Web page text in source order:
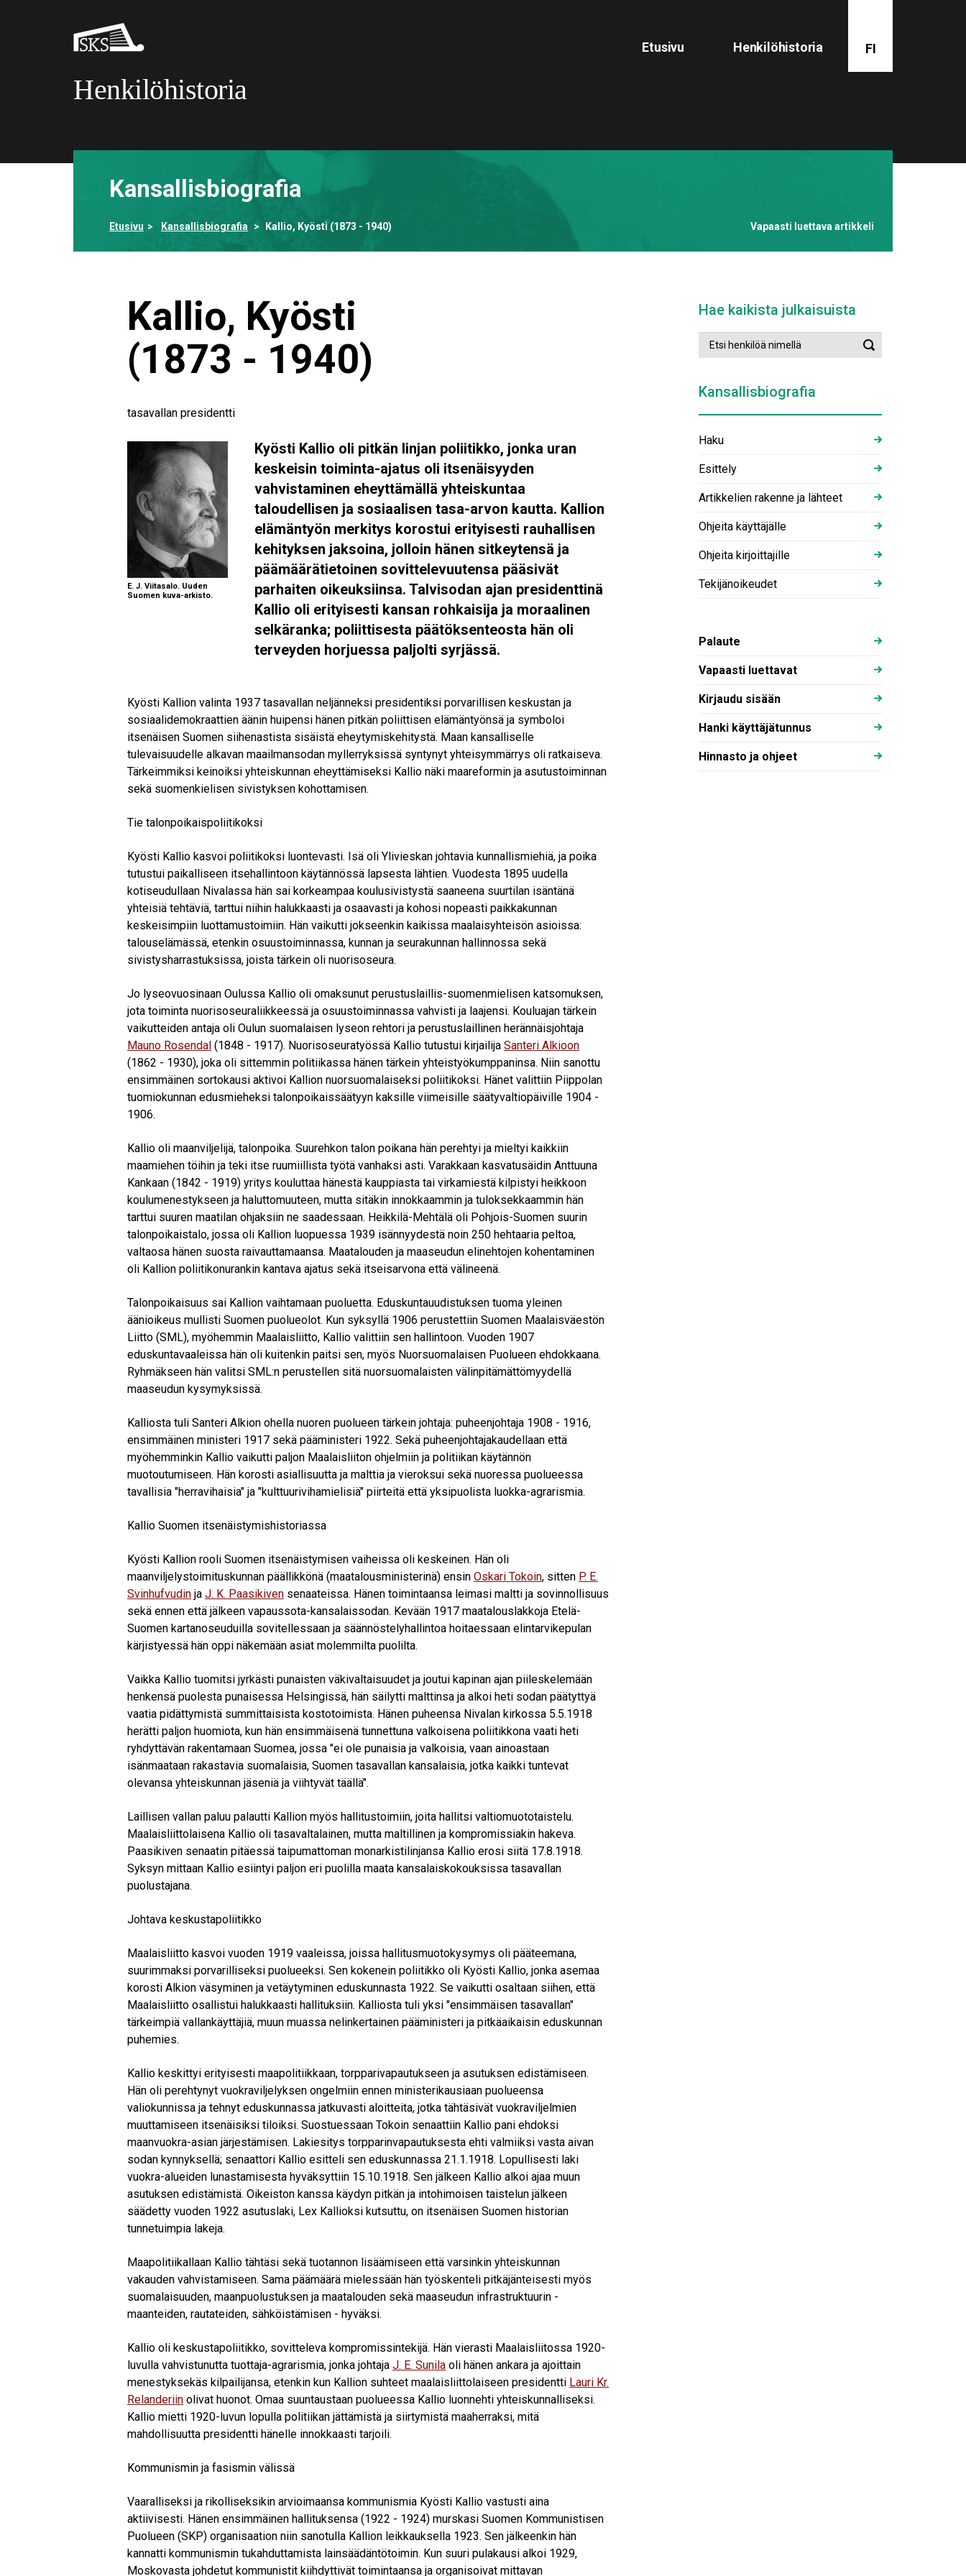
Suomalaisen
kirjallisuuden
Henkilöhistoria
FI
Etusivu Henkilöhistoria
Kansallisbiografia
Etusivu Kansallisbiografia Kallio, Kyösti (1873 - 1940) Vapaasti luettava artikkeli
Kallio, Kyösti
(1873 - 1940)
tasavallan presidentti
E. J. Viitasalo. Uuden
Suomen kuva-arkisto.
Kyösti Kallio oli pitkän linjan poliitikko, jonka uran
keskeisin toiminta-ajatus oli itsenäisyyden
vahvistaminen eheyttämällä yhteiskuntaa
taloudellisen ja sosiaalisen tasa-arvon kautta. Kallion
elämäntyön merkitys korostui erityisesti rauhallisen
kehityksen jaksoina, jolloin hänen sitkeytensä ja
päämäärätietoinen sovittelevuutensa pääsivät
parhaiten oikeuksiinsa. Talvisodan ajan presidenttinä
Kallio oli erityisesti kansan rohkaisija ja moraalinen
selkäranka; poliittisesta päätöksenteosta hän oli
terveyden horjuessa paljolti syrjässä.
Kyösti Kallion valinta 1937 tasavallan neljänneksi presidentiksi porvarillisen keskustan ja
sosiaalidemokraattien äänin huipensi hänen pitkän poliittisen elämäntyönsä ja symboloi
itsenäisen Suomen siihenastista sisäistä eheytymiskehitystä. Maan kansalliselle
tulevaisuudelle alkavan maailmansodan myllerryksissä syntynyt yhteisymmärrys oli ratkaiseva.
Tärkeimmiksi keinoiksi yhteiskunnan eheyttämiseksi Kallio näki maareformin ja asutustoiminnan
sekä suomenkielisen sivistyksen kohottamisen.
Tie talonpoikaispoliitikoksi
Kyösti Kallio kasvoi poliitikoksi luontevasti. Isä oli Ylivieskan johtavia kunnallismiehiä, ja poika
tutustui paikalliseen itsehallintoon käytännössä lapsesta lähtien. Vuodesta 1895 uudella
kotiseudullaan Nivalassa hän sai korkeampaa koulusivistystä saaneena suurtilan isäntänä
yhteisiä tehtäviä, tarttui niihin halukkaasti ja osaavasti ja kohosi nopeasti paikkakunnan
keskeisimpiin luottamustoimiin. Hän vaikutti jokseenkin kaikissa maalaisyhteisön asioissa:
talouselämässä, etenkin osuustoiminnassa, kunnan ja seurakunnan hallinnossa sekä
sivistysharrastuksissa, joista tärkein oli nuorisoseura.
Jo lyseovuosinaan Oulussa Kallio oli omaksunut perustuslaillis-suomenmielisen katsomuksen,
jota toiminta nuorisoseuraliikkeessä ja osuustoiminnassa vahvisti ja laajensi. Kouluajan tärkein
vaikutteiden antaja oli Oulun suomalaisen lyseon rehtori ja perustuslaillinen herännäisjohtaja
Mauno Rosendal (1848 - 1917). Nuorisoseuratyössä Kallio tutustui kirjailija Santeri Alkioon
(1862 - 1930), joka oli sittemmin politiikassa hänen tärkein yhteistyökumppaninsa. Niin sanottu
ensimmäinen sortokausi aktivoi Kallion nuorsuomalaiseksi poliitikoksi. Hänet valittiin Piippolan
tuomiokunnan edusmieheksi talonpoikaissäätyyn kaksille viimeisille säätyvaltiopäiville 1904 -
1906.
Kallio oli maanviljelijä, talonpoika. Suurehkon talon poikana hän perehtyi ja mieltyi kaikkiin
maamiehen töihin ja teki itse ruumiillista työtä vanhaksi asti. Varakkaan kasvatusäidin Anttuuna
Kankaan (1842 - 1919) yritys kouluttaa hänestä kauppiasta tai virkamiestä kilpistyi heikkoon
koulumenestykseen ja haluttomuuteen, mutta sitäkin innokkaammin ja tuloksekkaammin hän
tarttui suuren maatilan ohjaksiin ne saadessaan. Heikkilä-Mehtälä oli Pohjois-Suomen suurin
talonpoikaistalo, jossa oli Kallion luopuessa 1939 isännyydestä noin 250 hehtaaria peltoa,
valtaosa hänen suosta raivauttamaansa. Maatalouden ja maaseudun elinehtojen kohentaminen
oli Kallion poliitikonurankin kantava ajatus sekä itseisarvona että välineenä.
Talonpoikaisuus sai Kallion vaihtamaan puoluetta. Eduskuntauudistuksen tuoma yleinen
äänioikeus mullisti Suomen puolueolot. Kun syksyllä 1906 perustettiin Suomen Maalaisväestön
Liitto (SML), myöhemmin Maalaisliitto, Kallio valittiin sen hallintoon. Vuoden 1907
eduskuntavaaleissa hän oli kuitenkin paitsi sen, myös Nuorsuomalaisen Puolueen ehdokkaana.
Ryhmäkseen hän valitsi SML:n perustellen sitä nuorsuomalaisten välinpitämättömyydellä
maaseudun kysymyksissä.
Kalliosta tuli Santeri Alkion ohella nuoren puolueen tärkein johtaja: puheenjohtaja 1908 - 1916,
ensimmäinen ministeri 1917 sekä pääministeri 1922. Sekä puheenjohtajakaudellaan että
myöhemminkin Kallio vaikutti paljon Maalaisliiton ohjelmiin ja politiikan käytännön
muotoutumiseen. Hän korosti asiallisuutta ja malttia ja vieroksui sekä nuoressa puolueessa
tavallisia "herravihaisia" ja "kulttuurivihamielisiä" piirteitä että yksipuolista luokka-agrarismia.
Kallio Suomen itsenäistymishistoriassa
Kyösti Kallion rooli Suomen itsenäistymisen vaiheissa oli keskeinen. Hän oli
maanviljelystoimituskunnan päällikkönä (maatalousministerinä) ensin Oskari Tokoin, sitten P. E.
Svinhufvudin ja J. K. Paasikiven senaateissa. Hänen toimintaansa leimasi maltti ja sovinnollisuus
sekä ennen että jälkeen vapaussota-kansalaissodan. Kevään 1917 maatalouslakkoja Etelä-
Suomen kartanoseuduilla sovitellessaan ja säännöstelyhallintoa hoitaessaan elintarvikepulan
kärjistyessä hän oppi näkemään asiat molemmilta puolilta.
Vaikka Kallio tuomitsi jyrkästi punaisten väkivaltaisuudet ja joutui kapinan ajan piileskelemään
henkensä puolesta punaisessa Helsingissä, hän säilytti malttinsa ja alkoi heti sodan päätyttyä
vaatia pidättymistä summittaisista kostotoimista. Hänen puheensa Nivalan kirkossa 5.5.1918
herätti paljon huomiota, kun hän ensimmäisenä tunnettuna valkoisena poliitikkona vaati heti
ryhdyttävän rakentamaan Suomea, jossa "ei ole punaisia ja valkoisia, vaan ainoastaan
isänmaataan rakastavia suomalaisia, Suomen tasavallan kansalaisia, jotka kaikki tuntevat
olevansa yhteiskunnan jäseniä ja viihtyvät täällä".
Laillisen vallan paluu palautti Kallion myös hallitustoimiin, joita hallitsi valtiomuototaistelu.
Maalaisliittolaisena Kallio oli tasavaltalainen, mutta maltillinen ja kompromissiakin hakeva.
Paasikiven senaatin pitäessä taipumattoman monarkistilinjansa Kallio erosi siitä 17.8.1918.
Syksyn mittaan Kallio esiintyi paljon eri puolilla maata kansalaiskokouksissa tasavallan
puolustajana.
Johtava keskustapoliitikko
Maalaisliitto kasvoi vuoden 1919 vaaleissa, joissa hallitusmuotokysymys oli pääteemana,
suurimmaksi porvarilliseksi puolueeksi. Sen kokenein poliitikko oli Kyösti Kallio, jonka asemaa
korosti Alkion väsyminen ja vetäytyminen eduskunnasta 1922. Se vaikutti osaltaan siihen, että
Maalaisliitto osallistui halukkaasti hallituksiin. Kalliosta tuli yksi "ensimmäisen tasavallan"
tärkeimpiä vallankäyttäjiä, muun muassa nelinkertainen pääministeri ja pitkäaikaisin eduskunnan
puhemies.
Kallio keskittyi erityisesti maapolitiikkaan, torpparivapautukseen ja asutuksen edistämiseen.
Hän oli perehtynyt vuokraviljelyksen ongelmiin ennen ministerikausiaan puolueensa
valiokunnissa ja tehnyt eduskunnassa jatkuvasti aloitteita, jotka tähtäsivät vuokraviljelmien
muuttamiseen itsenäisiksi tiloiksi. Suostuessaan Tokoin senaattiin Kallio pani ehdoksi
maanvuokra-asian järjestämisen. Lakiesitys torpparinvapautuksesta ehti valmiiksi vasta aivan
sodan kynnyksellä; senaattori Kallio esitteli sen eduskunnassa 21.1.1918. Lopullisesti laki
vuokra-alueiden lunastamisesta hyväksyttiin 15.10.1918. Sen jälkeen Kallio alkoi ajaa muun
asutuksen edistämistä. Oikeiston kanssa käydyn pitkän ja intohimoisen taistelun jälkeen
säädetty vuoden 1922 asutuslaki, Lex Kallioksi kutsuttu, on itsenäisen Suomen historian
tunnetuimpia lakeja.
Maapolitiikallaan Kallio tähtäsi sekä tuotannon lisäämiseen että varsinkin yhteiskunnan
vakauden vahvistamiseen. Sama päämäärä mielessään hän työskenteli pitkäjänteisesti myös
suomalaisuuden, maanpuolustuksen ja maatalouden sekä maaseudun infrastruktuurin -
maanteiden, rautateiden, sähköistämisen - hyväksi.
Kallio oli keskustapoliitikko, sovitteleva kompromissintekijä. Hän vierasti Maalaisliitossa 1920-
luvulla vahvistunutta tuottaja-agrarismia, jonka johtaja J. E. Sunila oli hänen ankara ja ajoittain
menestyksekäs kilpailijansa, etenkin kun Kallion suhteet maalaisliittolaiseen presidentti Lauri Kr.
Relanderiin olivat huonot. Omaa suuntaustaan puolueessa Kallio luonnehti yhteiskunnalliseksi.
Kallio mietti 1920-luvun lopulla politiikan jättämistä ja siirtymistä maaherraksi, mitä
mahdollisuutta presidentti hänelle innokkaasti tarjoili.
Kommunismin ja fasismin välissä
Vaaralliseksi ja rikolliseksikin arvioimaansa kommunismia Kyösti Kallio vastusti aina
aktiivisesti. Hänen ensimmäinen hallituksensa (1922 - 1924) murskasi Suomen Kommunistisen
Puolueen (SKP) organisaation niin sanotulla Kallion leikkauksella 1923. Sen jälkeenkin hän
kannatti kommunismin tukahduttamista lainsäädäntötoimin. Kun suuri pulakausi alkoi 1929,
Moskovasta johdetut kommunistit kiihdyttivät toimintaansa ja organisoivat mittavan
Hae kaikista julkaisuista
Etsi
henkilöä
haku
Kansallisbiografia
Haku
Esittely
Artikkelien rakenne ja lähteet
Ohjeita käyttäjälle
Ohjeita kirjoittajille
Tekijänoikeudet
Palaute
Vapaasti luettavat
Kirjaudu sisään
Hanki käyttäjätunnus
Hinnasto ja ohjeet